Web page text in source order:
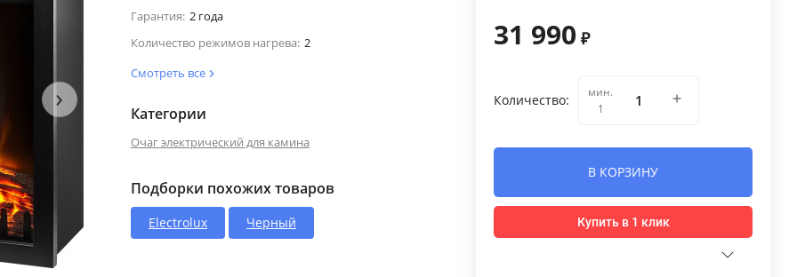
›
Гарантия: 2 года
Количество режимов нагрева: 2
Смотреть все
Категории
Очаг электрический для камина
Подборки похожих товаров
Electrolux Черный
31 990 ₽
Количество:
мин.
1
В КОРЗИНУ
Купить в 1 клик